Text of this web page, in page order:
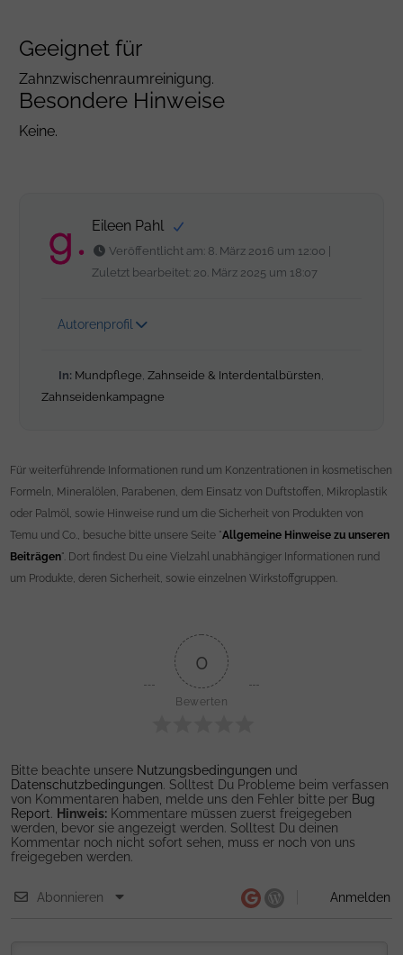
Geeignet für
Zahnzwischenraumreinigung.
Besondere Hinweise
Keine.
Eileen Pahl
Veröffentlicht am: 8. März 2016 um 12:00 |
Zuletzt bearbeitet: 20. März 2025 um 18:07
Autorenprofil
In: Mundpflege ,Zahnseide & Interdentalbürsten
Zahnseidenkampagne
Für weiterführende Informationen rund um Konzentrationen in kosmetischen
Formeln, Mineralölen, Parabenen, dem Einsatz von Duftstoffen, Mikroplastik
oder Palmöl, sowie Hinweise rund um die Sicherheit von Produkten von
Temu und Co., besuche bitte unsere Seite "Allgemeine Hinweise zu unseren
Beiträgen". Dort findest Du eine Vielzahl unabhängiger Informationen rund
um Produkte, deren Sicherheit, sowie einzelnen Wirkstoffgruppen.
0
Bewerten
Bitte beachte unsere Nutzungsbedingungen und
Datenschutzbedingungen . Solltest Du Probleme beim verfassen
von Kommentaren haben, melde uns den Fehler bitte per Bug
Report
Hinweis: Kommentare müssen zuerst freigegeben
werden, bevor sie angezeigt werden. Solltest Du deinen
Kommentar noch nicht sofort sehen, muss er noch von uns
freigegeben werden.
Abonnieren Anmelden